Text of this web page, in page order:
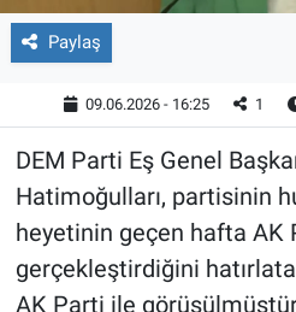
Paylaş
09.06.2026 - 16:25 1
DEM Parti Eş Genel
Hatimoğulları, partisinin
heyetinin geçen hafta AK
gerçekleştirdiğini
AK Parti ile